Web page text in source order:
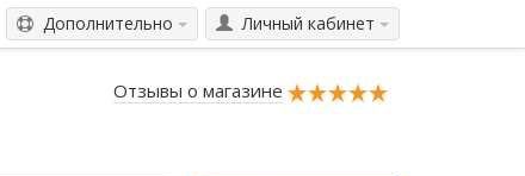
Личный кабинет
Дополнительно
Отзывы о магазине